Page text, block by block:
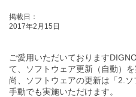
掲載日：
2017年2月15日
ご愛用いただいております
て、ソフトウェア更新（自動）を
尚、ソフトウェアの更新は 「2.
手動でも実施いただけます。